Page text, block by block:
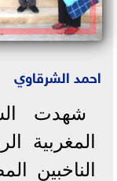
احمد الشرقاوي
شهدت
المغربية
الناخبين